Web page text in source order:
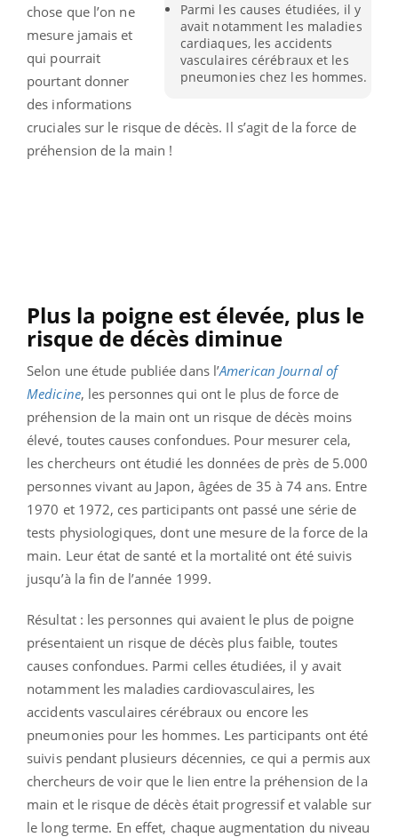
Parmi les causes étudiées, il y
avait notamment les maladies
cardiaques, les accidents
vasculaires cérébraux et les
pneumonies chez les hommes.
chose que l’on ne
mesure jamais et
qui pourrait
pourtant donner
des informations
cruciales sur le risque de décès. Il s’agit de la force de
préhension de la main !
Plus la poigne est élevée, plus le
risque de décès diminue
Selon une étude publiée dans l’American Journal of
Medicine, les personnes qui ont le plus de force de
préhension de la main ont un risque de décès moins
élevé, toutes causes confondues. Pour mesurer cela,
les chercheurs ont étudié les données de près de 5.000
personnes vivant au Japon, âgées de 35 à 74 ans. Entre
1970 et 1972, ces participants ont passé une série de
tests physiologiques, dont une mesure de la force de la
main. Leur état de santé et la mortalité ont été suivis
jusqu’à la fin de l’année 1999.
Résultat : les personnes qui avaient le plus de poigne
présentaient un risque de décès plus faible, toutes
causes confondues. Parmi celles étudiées, il y avait
notamment les maladies cardiovasculaires, les
accidents vasculaires cérébraux ou encore les
pneumonies pour les hommes. Les participants ont été
suivis pendant plusieurs décennies, ce qui a permis aux
chercheurs de voir que le lien entre la préhension de la
main et le risque de décès était progressif et valable sur
le long terme. En effet, chaque augmentation du niveau